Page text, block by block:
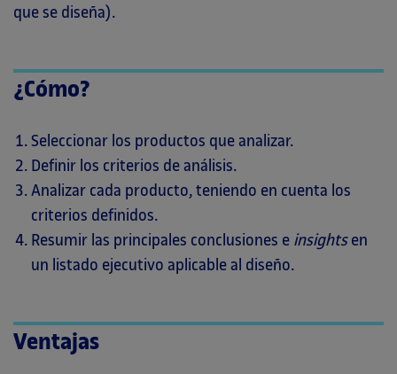
que se diseña).
¿Cómo?
Seleccionar los productos que analizar.
Definir los criterios de análisis.
Analizar cada producto, teniendo en cuenta los
criterios definidos.
Resumir las principales conclusiones e insightsen
un listado ejecutivo aplicable al diseño.
Ventajas